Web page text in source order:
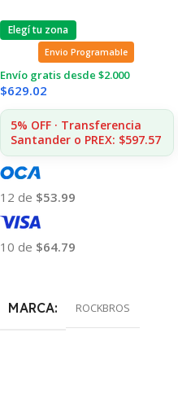
Elegí tu zona
Envio Programable
Envío gratis desde $2.000
$629.02
5% OFF · Transferencia
Santander o PREX: $597.57
12 de $53.99
10 de $64.79
MARCA ROCKBROS